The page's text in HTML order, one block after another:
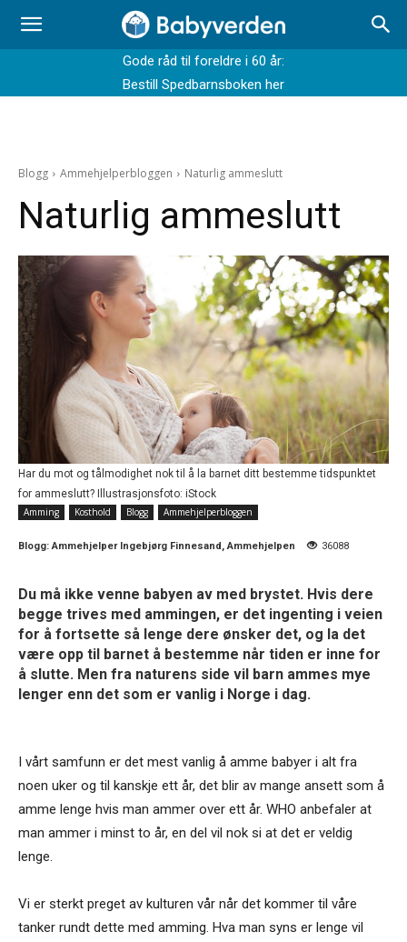
Gode råd til foreldre i 60 år:
Bestill Spedbarnsboken her
Blogg Ammehjelperbloggen Naturlig ammeslutt
Naturlig ammeslutt
Har du mot og tålmodighet nok til å la barnet ditt bestemme tidspunktet
for ammeslutt? Illustrasjonsfoto: iStock
Amming
Kosthold Blogg Ammehjelperbloggen
Blogg:Ammehjelper Ingebjørg Finnesand, Ammehjelpen 36088
Du må ikke venne babyen av med brystet. Hvis dere
begge trives med ammingen, er det ingenting i veien
for å fortsette så lenge dere ønsker det, og la det
være opp til barnet å bestemme når tiden er inne for
å slutte. Men fra naturens side vil barn ammes mye
lenger enn det som er vanlig i Norge i dag.
I vårt samfunn er det mest vanlig å amme babyer i alt fra
noen uker og til kanskje ett år, det blir av mange ansett som å
amme lenge hvis man ammer over ett år. WHO anbefaler at
man ammer i minst to år, en del vil nok si at det er veldig
lenge.
Vi er sterkt preget av kulturen vår når det kommer til våre
tanker rundt dette med amming. Hva man syns er lenge vil